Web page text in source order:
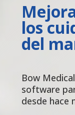
los
del
Bow
software
desde hace